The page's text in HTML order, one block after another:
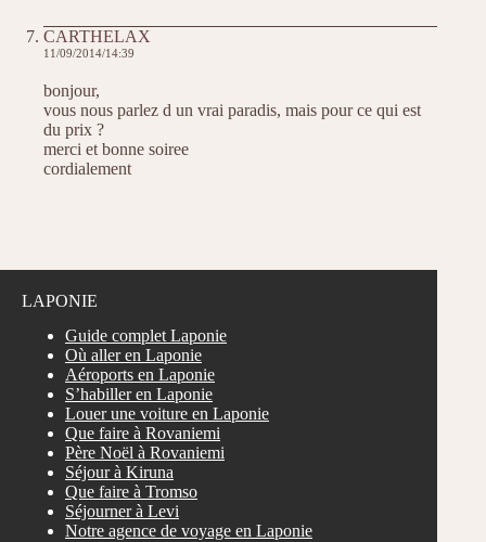
CARTHELAX
11/09/2014/14:39
bonjour,
vous nous parlez d un vrai paradis, mais pour ce qui est
du prix ?
merci et bonne soiree
cordialement
LAPONIE
Guide complet Laponie
Où aller en Laponie
Aéroports en Laponie
S’habiller en Laponie
Louer une voiture en Laponie
Que faire à Rovaniemi
Père Noël à Rovaniemi
Séjour à Kiruna
Que faire à Tromso
Séjourner à Levi
Notre agence de voyage en Laponie